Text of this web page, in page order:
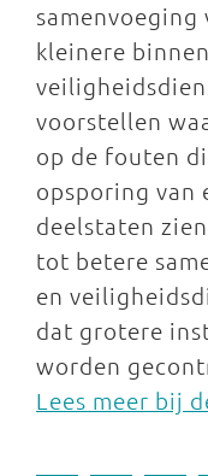
samenvoeging
kleinere
voorstellen
op de fouten
opsporing van
deelstaten
tot betere
en
dat grotere
worden
Lees meer bij